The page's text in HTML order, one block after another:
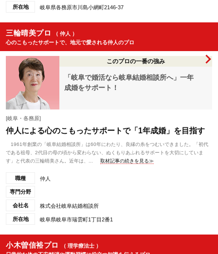
所在地 岐阜県各務原市川島小網町2146-37
三輪晴美プロ
（ 仲人 ）
心のこもったサポートで、地元で愛される仲人のプロ
このプロの一番の強み
「岐阜で婚活なら岐阜結婚相談所へ」一年
成婚をサポート！
[岐阜・各務原]
仲人による心のこもったサポートで「1年成婚」を目指す
1961年創業の「岐阜結婚相談所」は60年にわたり、良縁の糸をつむいできました。「初代
である祖母、2代目の母の頃から変わらない、ぬくもりあふれるサポートを大切にしていま
す」と代表の三輪晴美さん。近年は、...
取材記事の続きを見る≫
職種 仲人
専門分野
会社名 株式会社岐阜結婚相談所
所在地 岐阜県岐阜市瑞雲町1丁目2番1
小木曽信裕プロ
（ 理学療法士 ）